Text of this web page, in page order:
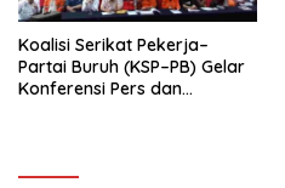
Koalisi Serikat Pekerja–
Partai Buruh (KSP–PB) Gelar
Konferensi Pers dan
RUU Ketenagakerjaan Baru.